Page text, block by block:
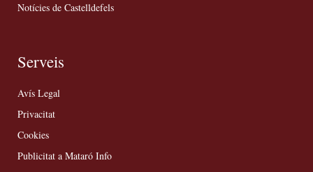
Notícies de Castelldefels
Serveis
Avís Legal
Privacitat
Cookies
Publicitat a Mataró Info